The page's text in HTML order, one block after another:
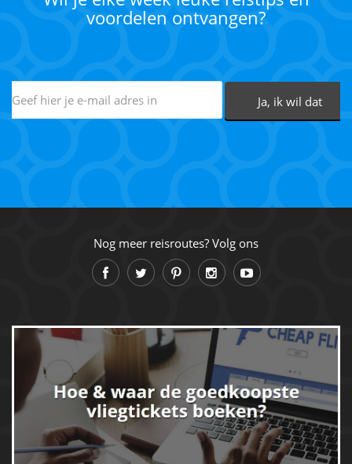
voordelen ontvangen?
Nog meer reisroutes? Volg ons